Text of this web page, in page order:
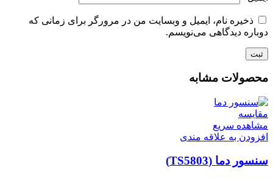
ذخیره نام، ایمیل و وبسایت من در مرورگر برای زمانی که
دوباره دیدگاهی می‌نویسم.
محصولات مشابه
مقایسه
مشاهده سریع
افزودن به علاقه مندی
سنسور دما (TS5803)